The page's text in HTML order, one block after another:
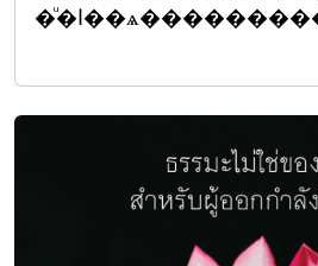
�ͧ�ا��ѧ��������������з�ҹ